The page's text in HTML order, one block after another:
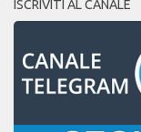
ISCRIVITI AL CANALE